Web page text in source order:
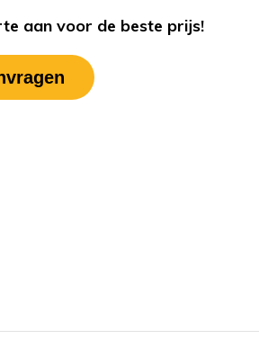
aan voor de beste prijs!